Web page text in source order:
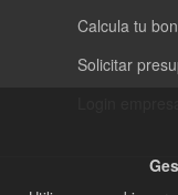
Calcula tu
Solicitar